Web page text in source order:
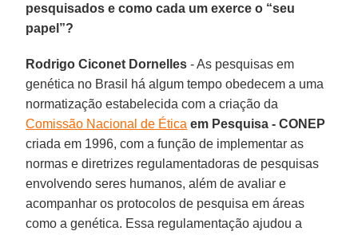
pesquisados e como cada um exerce o “seu
papel”?
Rodrigo Ciconet Dornelles - As pesquisas em
genética no Brasil há algum tempo obedecem a uma
normatização estabelecida com a criação da
Comissão Nacional de Ética em Pesquisa - CONEP
criada em 1996, com a função de implementar as
normas e diretrizes regulamentadoras de pesquisas
envolvendo seres humanos, além de avaliar e
acompanhar os protocolos de pesquisa em áreas
como a genética. Essa regulamentação ajudou a